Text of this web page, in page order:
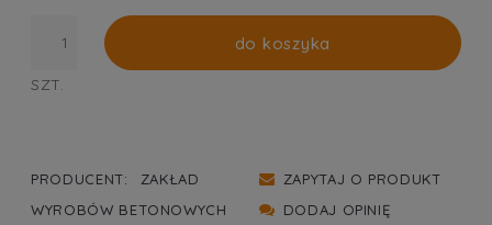
SZT.
do koszyka
PRODUCENT:
ZAKŁAD
WYROBÓW BETONOWYCH
ZAPYTAJ O PRODUKT
DODAJ OPINIĘ